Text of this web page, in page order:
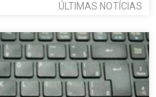
ÚLTIMAS NOTÍCIAS